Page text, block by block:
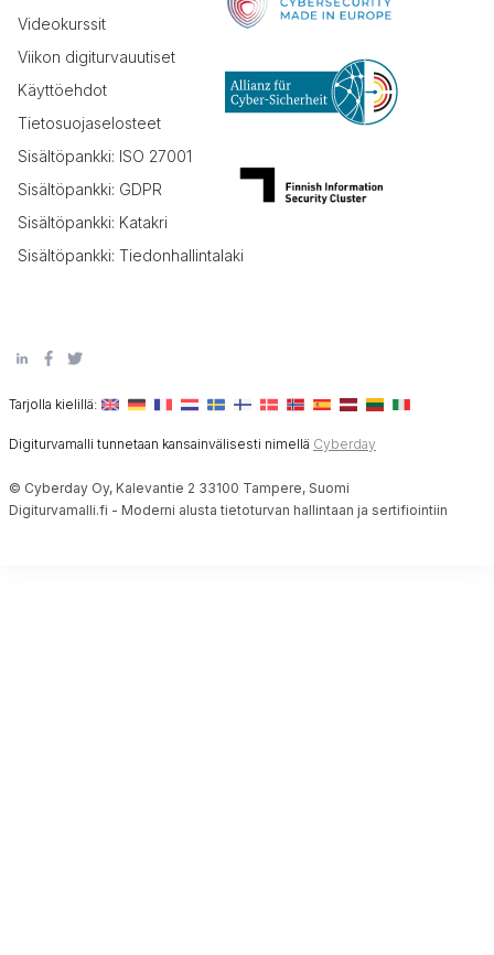
Videokurssit
Viikon digiturvauutiset
Käyttöehdot
Tietosuojaselosteet
Sisältöpankki: ISO 27001
Sisältöpankki: GDPR
Sisältöpankki: Katakri
Sisältöpankki: Tiedonhallintalaki
Tarjolla kielillä:
Digiturvamalli tunnetaan kansainvälisesti nimellä Cyberday
© Cyberday Oy, Kalevantie 2 33100 Tampere, Suomi
Digiturvamalli.fi - Moderni alusta tietoturvan hallintaan ja sertifiointiin